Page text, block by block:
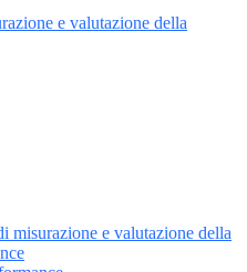
e valutazione della
misurazione e valutazione della